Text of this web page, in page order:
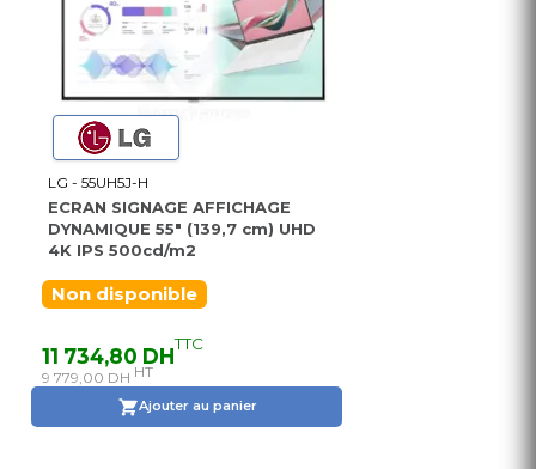
LG - 55UH5J-H
ECRAN SIGNAGE AFFICHAGE
DYNAMIQUE 55" (139,7 cm) UHD
4K IPS 500cd/m2
Non disponible
11 734,80 DHTTC
9 779,00 DH HT
Ajouter au panier